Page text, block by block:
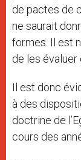
de pactes de
ne saurait
formes. Il est
de les évaluer
Il est donc
à des
doctrine de
cours des